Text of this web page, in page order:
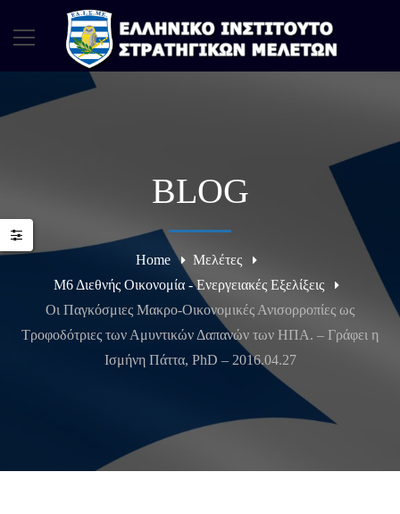
BLOG
Home
Μελέτες
Μ6 Διεθνής Οικονομία - Ενεργειακές Εξελίξεις
Οι Παγκόσμιες Μακρο-Οικονομικές Ανισορροπίες ως
Τροφοδότριες των Αμυντικών Δαπανών των ΗΠΑ. – Γράφει η
Ισμήνη Πάττα, PhD – 2016.04.27